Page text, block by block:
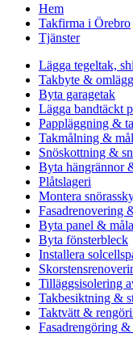
Hem
Takfirma i Örebro
Tjänster
Lägga tegeltak,
Takbyte &
Byta garagetak
Lägga bandtäckt
Pappläggning &
Takmålning &
Snöskottning &
Byta hängrännor
Plåtslageri
Montera
Fasadrenovering
Byta panel &
Byta fönsterbleck
Installera
Tilläggsisolering
Takbesiktning &
Taktvätt &
Fasadrengöring &